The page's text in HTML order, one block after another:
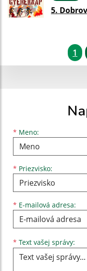
5.
1
* Meno:
Meno
* Priezvisko:
Priezvisko
* E-mailová adresa:
E-mailová adresa
* Text vašej správy: